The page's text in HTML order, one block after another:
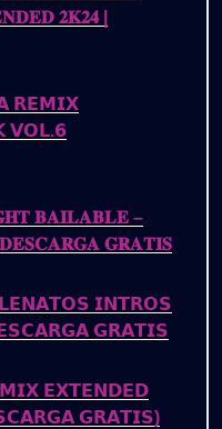
𝟐𝐊𝟐𝟒 |
𝗥𝗘𝗠𝗜𝗫
𝗩𝗢𝗟.𝟲
𝐁𝐀𝐈𝐋𝐀𝐁𝐋𝐄 –
𝐆𝐑𝐀𝐓𝐈𝐒
𝗜𝗡𝗧𝗥𝗢𝗦
𝗚𝗥𝗔𝗧𝗜𝗦
𝗘𝗫𝗧𝗘𝗡𝗗𝗘𝗗
𝗚𝗥𝗔𝗧𝗜𝗦)